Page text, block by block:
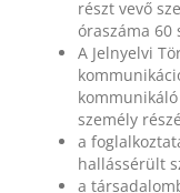
részt vevő
óraszáma 60
A Jelnyelvi
személy
a
hallássérült
a